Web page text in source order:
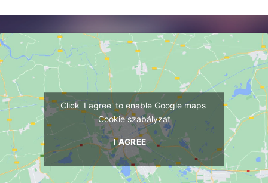
Click 'I agree' to enable Google maps
Cookie szabályzat
I AGREE